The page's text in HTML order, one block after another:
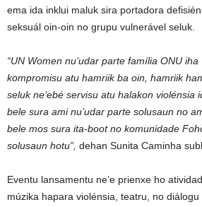
ema ida inklui maluk sira portadora
seksuál oin-oin no grupu vulnerável seluk.
“UN Women nu’udar parte família ONU
kompromisu atu hamriik ba oin, hamriik
seluk ne’ebé servisu atu halakon violénsia
bele sura ami nu’udar parte solusaun no
bele mos sura ita-boot no komunidade
solusaun hotu”, dehan Sunita Caminha
Eventu lansamentu ne’e prienxe ho
múzika hapara violénsia, teatru, no diálogu